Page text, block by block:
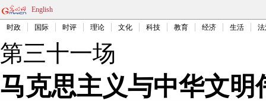
English
时政 国际 时评 理论 文化 科技 教育 经济 生活
第三十一场
马克思主义与中华文明